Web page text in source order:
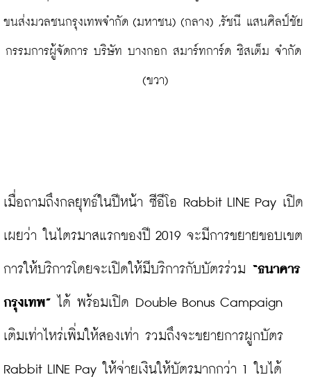
ขนส่งมวลชนกรุงเทพจำกัด (มหาชน) (กลาง) ,รัชนี แสนศิลป์ชัย
กรรมการผู้จัดการ บริษัท บางกอก สมาร์ทการ์ด ซิสเต็ม จำกัด
(ขวา)
เมื่อถามถึงกลยุทธ์ในปีหน้า ซีอีโอ Rabbit LINE Pay เปิด
เผยว่า ในไตรมาสแรกของปี 2019 จะมีการขยายขอบเขต
การให้บริการโดยจะเปิดให้มีบริการกับบัตรร่วม “ธนาคาร
กรุงเทพ” ได้ พร้อมเปิด Double Bonus Campaign
เติมเท่าไหร่เพิ่มให้สองเท่า รวมถึงจะขยายการผูกบัตร
Rabbit LINE Pay ให้จ่ายเงินให้บัตรมากกว่า 1 ใบได้